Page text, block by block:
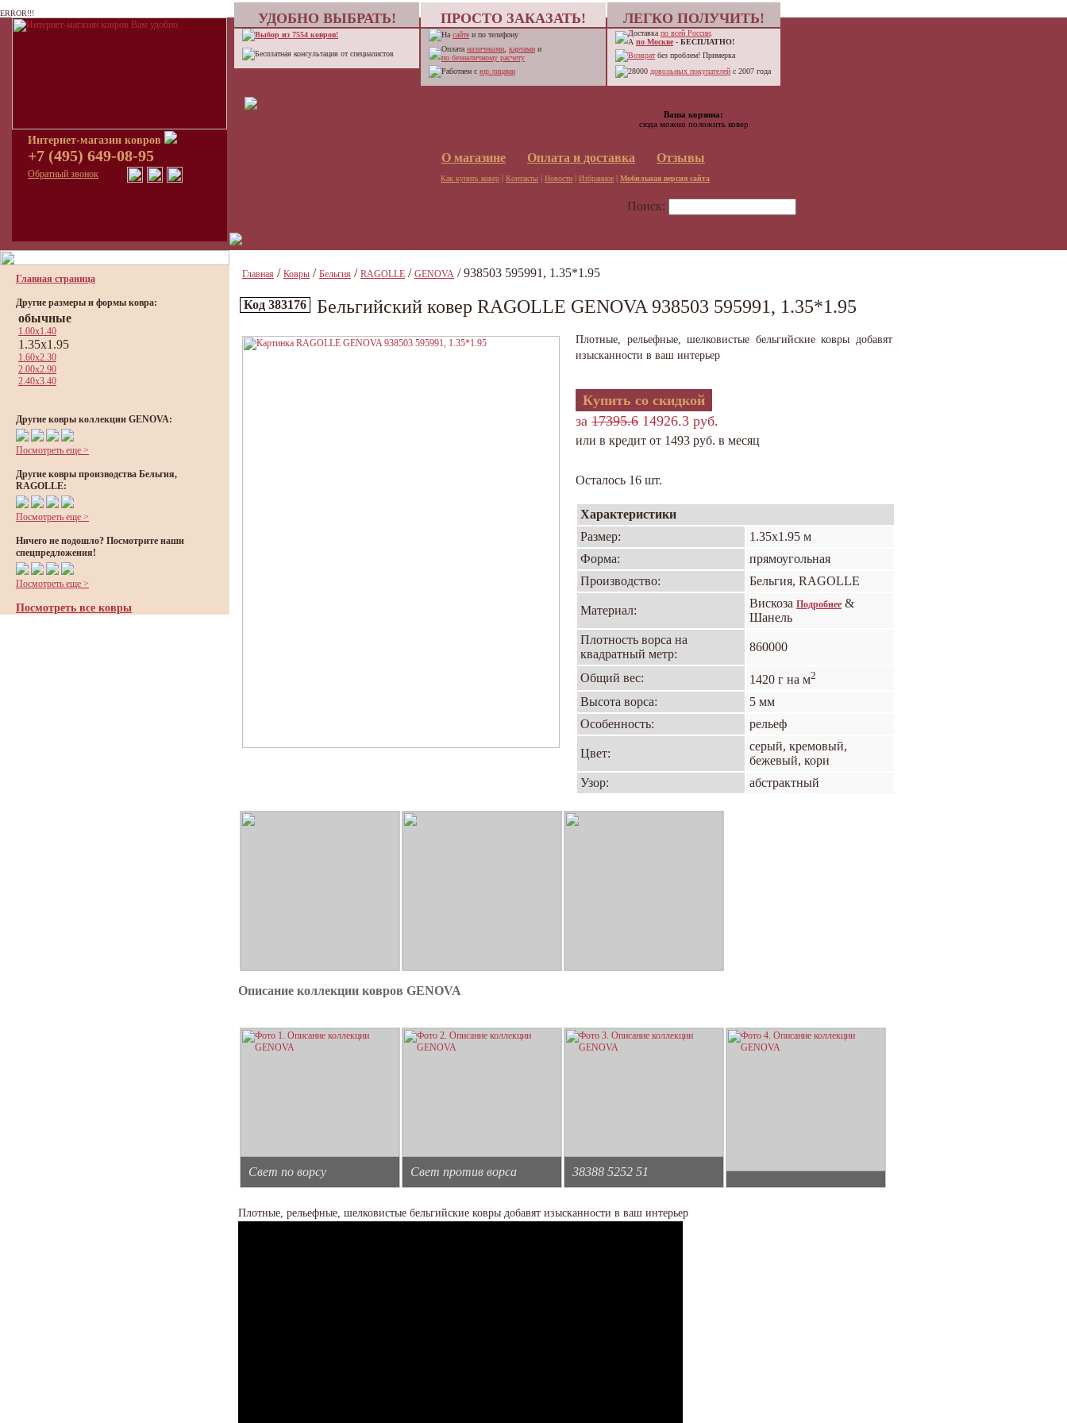
ERROR!!!
Интернет-магазин ковров
+7 (495) 649-08-95
Обратный звонок
УДОБНО ВЫБРАТЬ! ПРОСТО ЗАКАЗАТЬ! ЛЕГКО ПОЛУЧИТЬ!
Выбор из 7554 ковров!
Бесплатная консультация от специалистов
На сайте и по телефону
Оплата наличными картами и
по безналичному расчету
Работаем с юр.лицами
Доставка по всей России
А по Москве - БЕСПЛАТНО!
Возвратбез проблем! Примерка
28000 довольных покупателей с 2007 года
О магазине Оплата и доставка Отзывы
Как купить ковер | Контакты | Новости | Избранное | Мобильная версия сайта
Ваша корзина:
сюда можно положить ковер
Поиск:
Главная страница
Другие размеры и формы ковра:
обычные
1.00x1.40
1.35x1.95
1.60x2.30
2.00x2.90
2.40x3.40
Другие ковры коллекции GENOVA:
Посмотреть еще >
Другие ковры производства Бельгия,
RAGOLLE:
Посмотреть еще >
Ничего не подошло? Посмотрите наши
спецпредложения!
Посмотреть еще >
Посмотреть все ковры
Главная / Ковры / Бельгия / RAGOLLE / GENOVA / 938503 595991, 1.35*1.95
Код 383176 Бельгийский ковер RAGOLLE GENOVA 938503 595991, 1.35*1.95
Плотные, рельефные, шелковистые бельгийские ковры добавят
изысканности в ваш интерьер
Купить со скидкой
за 17395.6 14926.3 руб.
или в кредит от 1493 руб. в месяц
Осталось 16 шт.
Характеристики
Размер:
1.35х1.95 м
Форма:
прямоугольная
Производство:
Бельгия, RAGOLLE
Материал:
Вискоза Подробнее &
Шанель
Плотность ворса на
квадратный метр:
860000
Общий вес: 1420 г на м2
Высота ворса:
5 мм
Особенность:
рельеф
Цвет:
серый, кремовый,
бежевый, кори
Узор:
абстрактный
Описание коллекции ковров GENOVA
Свет по ворсу Свет против ворса 38388 5252 51
Плотные, рельефные, шелковистые бельгийские ковры добавят изысканности в ваш интерьер